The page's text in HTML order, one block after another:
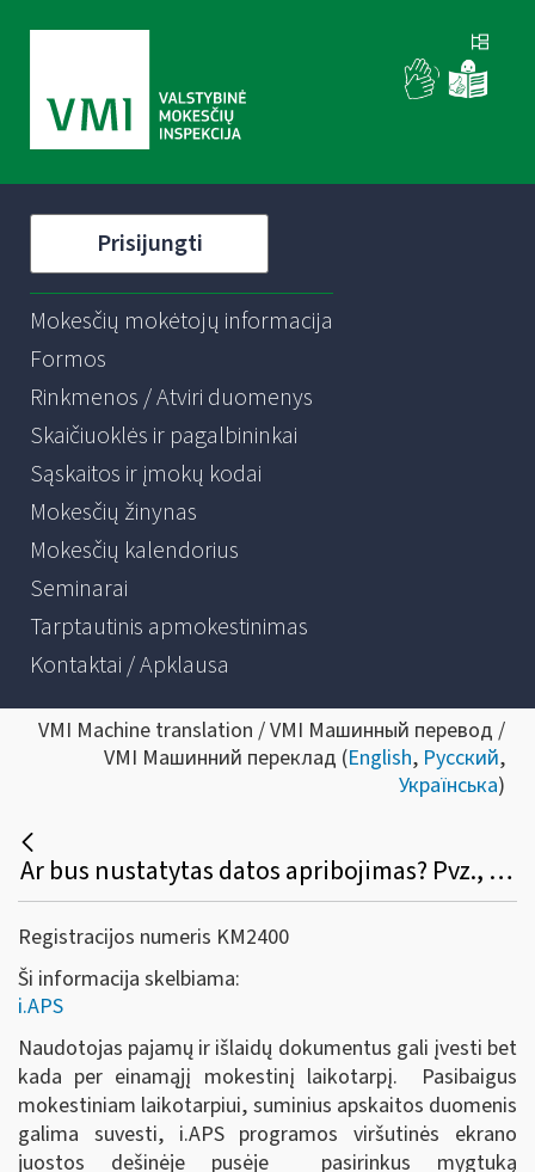
Prisijungti
Mokesčių mokėtojų informacija
Formos
Rinkmenos / Atviri duomenys
Skaičiuoklės ir pagalbininkai
Sąskaitos ir įmokų kodai
Mokesčių žinynas
Mokesčių kalendorius
Seminarai
Tarptautinis apmokestinimas
Kontaktai / Apklausa
VMI Machine translation / VMI Машинный перевод /
VMI Машинний переклад (English, Русский,
Українська)
Ar bus nustatytas datos apribojimas? Pvz., išrašiau S / F, pamiršau įvesti į programą, galėsiu tą padaryti po pusmečio atbuline data?
Registracijos numeris KM2400
Ši informacija skelbiama:
i.APS
Naudotojas pajamų ir išlaidų dokumentus gali įvesti bet
kada per einamąjį mokestinį laikotarpį. Pasibaigus
mokestiniam laikotarpiui, suminius apskaitos duomenis
galima suvesti, i.APS programos viršutinės ekrano
juostos dešinėje pusėje pasirinkus mygtuką